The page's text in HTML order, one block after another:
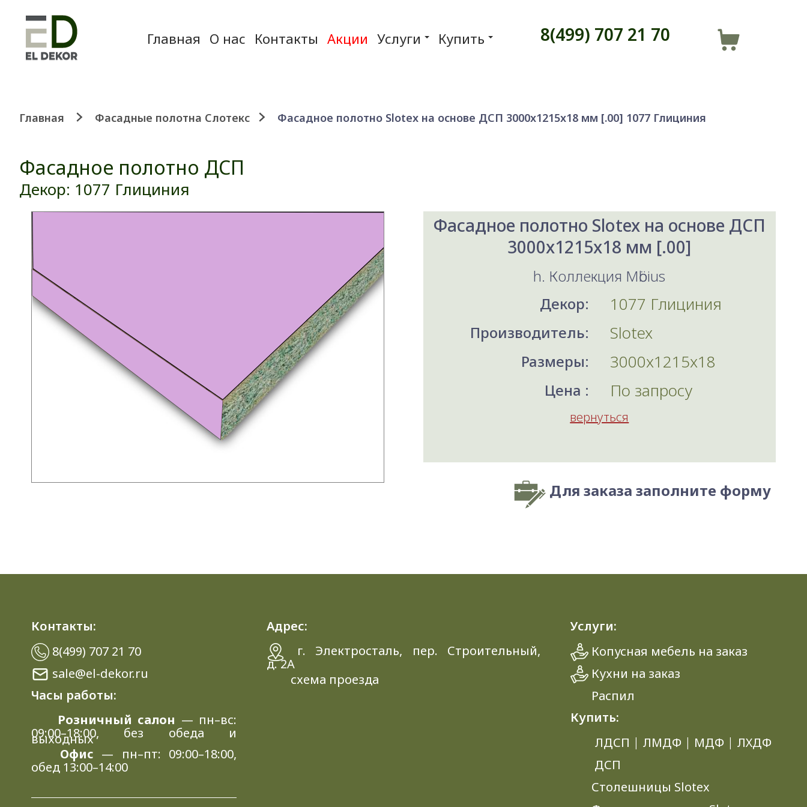
Главная О нас Контакты Акции Услуги Купить 8(499) 707 21 70
Главная Фасадные полотна Слотекс Фасадное полотно Slotex на основе ДСП 3000x1215x18 мм [.00] 1077 Глициния
Фасадное полотно ДСП
Декор: 1077 Глициния
Фасадное полотно Slotex на основе ДСП
3000x1215x18 мм [.00]
h. Коллекция Mӧbius
Декор:
1077 Глициния
Производитель: Slotex
Размеры: 3000x1215x18
Цена : По запросу
вернуться
Для заказа заполните форму
Контакты:
8(499) 707 21 70
sale@el-dekor.ru
Часы работы:
Розничный салон — пн–вс:
09:00–18:00, без обеда и
выходных
Офис — пн–пт: 09:00–18:00,
обед 13:00–14:00
Адрес:
г. Электросталь, пер. Строительный,
д. 2A
схема проезда
Услуги:
Копусная мебель на заказ
Кухни на заказ
Распил
Купить:
ЛДСП | ЛМДФ | МДФ | ЛХДФ
ДСП
Столешницы Slotex